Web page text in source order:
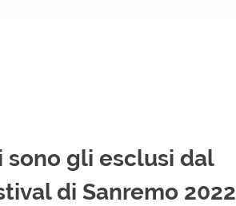
sono gli esclusi dal
di Sanremo 2022